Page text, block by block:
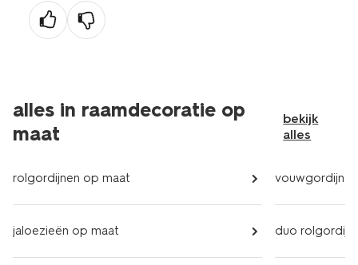
alles in raamdecoratie op
maat
bekijk
alles
rolgordijnen op maat
jaloezieën op maat duo